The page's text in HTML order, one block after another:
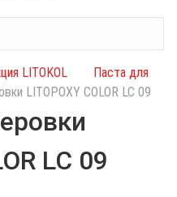
LITOKOL
Паста для
LITOPOXY COLOR LC 09
LC 09